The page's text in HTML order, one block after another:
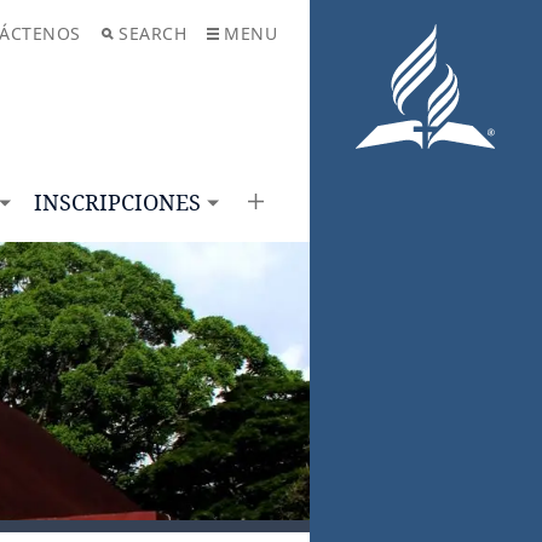
SEARCH MENU
INSCRIPCIONES